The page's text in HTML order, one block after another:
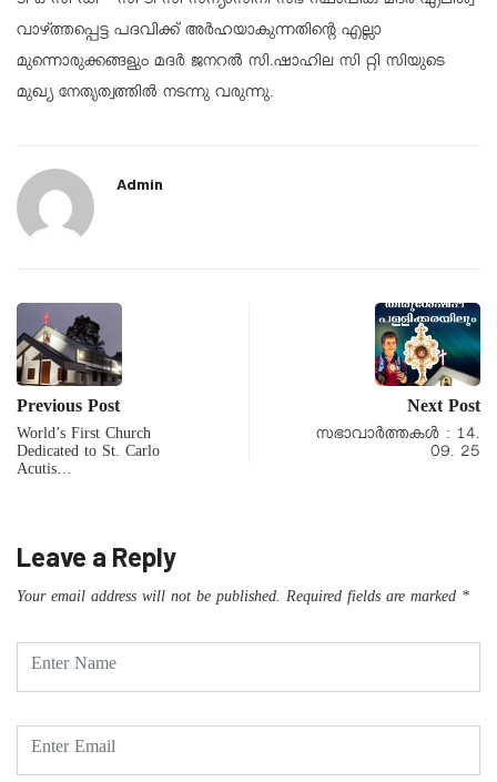
വാഴ്ത്തപ്പെട്ട പദവിക്ക് അർഹയാകുന്നതിന്റെ എല്ലാ
മുന്നൊരുക്കങ്ങളും മദർ ജനറൽ സി.ഷാഹില സി റ്റി സിയുടെ
മുഖ്യ നേതൃത്വത്തിൽ നടന്നു വരുന്നു.
Admin
Previous Post
World’s First Church
Dedicated to St. Carlo
Acutis…
Next Post
സഭാവാര്‍ത്തകള്‍ : 14.
09. 25
Leave a Reply
Your email address will not be published. Required fields are marked *